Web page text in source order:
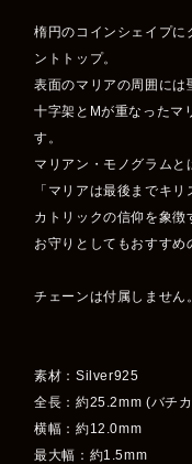
楕円のコインシェイプ
ントトップ。
表面のマリアの周囲には
十字架とMが重なったマ
す。
マリアン・モノグラムと
「マリアは最後までキ
カトリックの信仰を象徴
お守りとしてもおすすめ
チェーンは付属しません。
素材：Silver925
全長：約25.2mm (バチ
横幅：約12.0mm
最大幅：約1.5mm